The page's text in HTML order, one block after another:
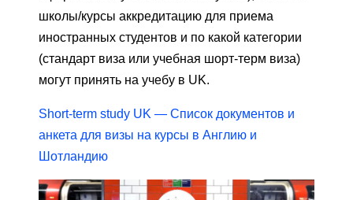
школы/курсы аккредитацию для приема
иностранных студентов и по какой категории
(стандарт виза или учебная шорт-терм виза)
могут принять на учебу в UK.
Short-term study UK — Список документов и
анкета для визы на курсы в Англию и
Шотландию